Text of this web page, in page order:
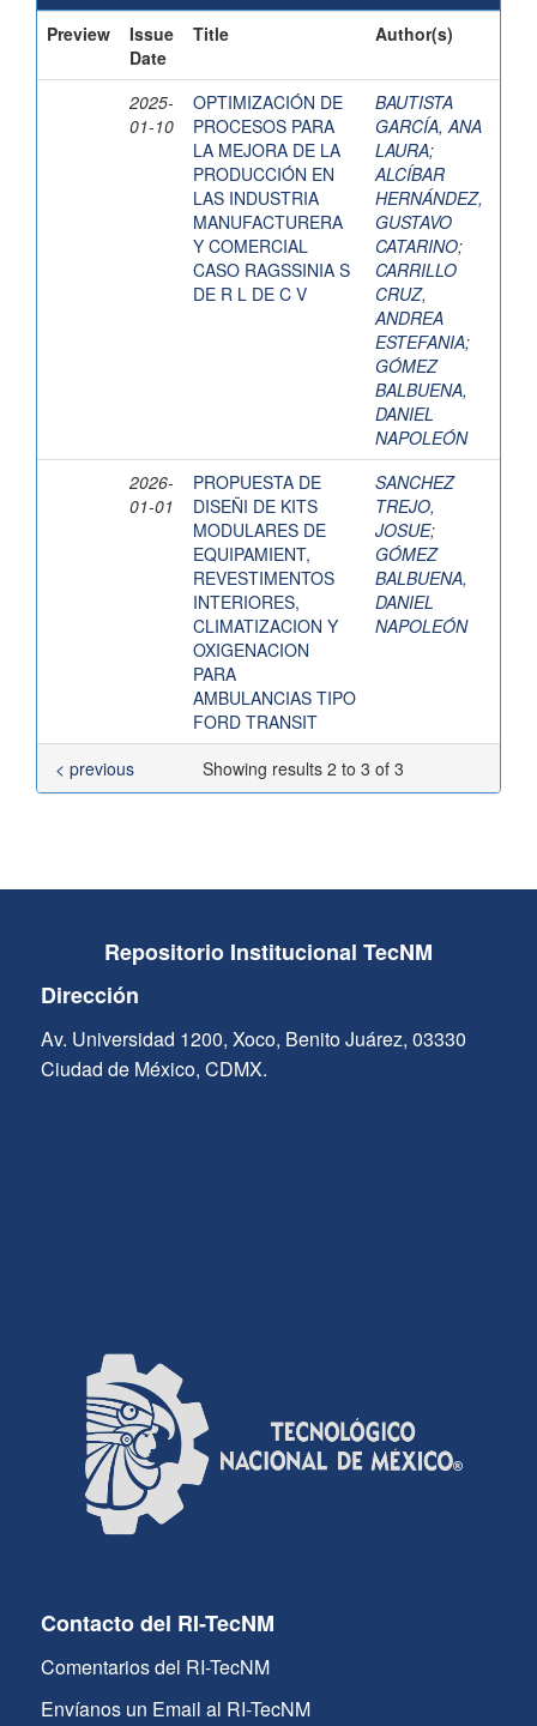
Preview
Issue
Date
Title Author(s)
2025-
01-10
OPTIMIZACIÓN DE
PROCESOS PARA
LA MEJORA DE LA
PRODUCCIÓN EN
LAS INDUSTRIA
MANUFACTURERA
Y COMERCIAL
CASO RAGSSINIA S
DE R L DE C V
BAUTISTA
GARCÍA, ANA
LAURA;
ALCÍBAR
HERNÁNDEZ,
GUSTAVO
CATARINO;
CARRILLO
CRUZ,
ANDREA
ESTEFANIA;
GÓMEZ
BALBUENA,
DANIEL
NAPOLEÓN
2026-
01-01
PROPUESTA DE
DISEÑI DE KITS
MODULARES DE
EQUIPAMIENT,
REVESTIMENTOS
INTERIORES,
CLIMATIZACION Y
OXIGENACION
PARA
AMBULANCIAS TIPO
FORD TRANSIT
SANCHEZ
TREJO,
JOSUE;
GÓMEZ
BALBUENA,
DANIEL
NAPOLEÓN
Showing results 2 to 3 of 3
< previous
Repositorio Institucional TecNM
Dirección
Av. Universidad 1200, Xoco, Benito Juárez, 03330
Ciudad de México, CDMX.
Contacto del RI-TecNM
Comentarios del RI-TecNM
Envíanos un Email al RI-TecNM